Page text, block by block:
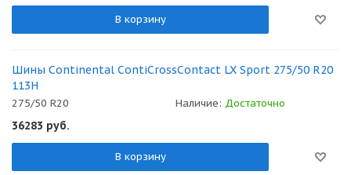
В корзину
Шины Continental ContiCrossContact LX Sport 275/50 R20
113H
275/50 R20 Наличие: Достаточно
36283 руб.
В корзину